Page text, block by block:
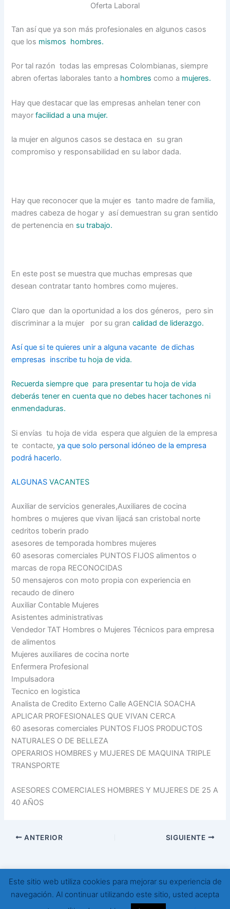
Oferta Laboral
Tan así que ya son más profesionales en algunos casos
que los mismos hombres.
Por tal razón todas las empresas Colombianas, siempre
abren ofertas laborales tanto a hombres como a mujeres.
Hay que destacar que las empresas anhelan tener con
mayorfacilidad a una mujer.
la mujer en algunos casos se destaca en su gran
compromiso y responsabilidad en su labor dada.
Hay que reconocer que la mujer es tanto madre de familia,
madres cabeza de hogar y así demuestran su gran sentido
de pertenencia en su trabajo.
En este post se muestra que muchas empresas que
desean contratar tanto hombres como mujeres.
Claro que dan la oportunidad a los dos géneros, pero sin
discriminar a la mujer por su grancalidad de liderazgo.
Así que si te quieres unir a alguna vacante de dichas
empresas inscribe tu hoja de vida.
Recuerda siempre que para presentar tu hoja de vida
deberás tener en cuenta que no debes hacer tachones ni
enmendaduras.
Si envías tu hoja de vida espera que alguien de la empresa
te contacte,ya que solo personal idóneo de la empresa
podrá hacerlo.
ALGUNAS VACANTES
Auxiliar de servicios generales,Auxiliares de cocina
hombres o mujeres que vivan lijacá san cristobal norte
cedritos toberin prado
asesores de temporada hombres mujeres
60 asesoras comerciales PUNTOS FIJOS alimentos o
marcas de ropa RECONOCIDAS
50 mensajeros con moto propia con experiencia en
recaudo de dinero
Auxiliar Contable Mujeres
Asistentes administrativas
Vendedor TAT Hombres o Mujeres Técnicos para empresa
de alimentos
Mujeres auxiliares de cocina norte
Enfermera Profesional
Impulsadora
Tecnico en logistica
Analista de Credito Externo Calle AGENCIA SOACHA
APLICAR PROFESIONALES QUE VIVAN CERCA
60 asesoras comerciales PUNTOS FIJOS PRODUCTOS
NATURALES O DE BELLEZA
OPERARIOS HOMBRES y MUJERES DE MAQUINA TRIPLE
TRANSPORTE
ASESORES COMERCIALES HOMBRES Y MUJERES DE 25 A
40 AÑOS
ANTERIOR SIGUIENTE
Todos los derechos © 2026 Empleos Cursos Becas | Funciona
Tema Astra para WordPress
Este sitio web utiliza cookies para mejorar su experiencia de
navegación. Al continuar utilizando este sitio, usted acepta